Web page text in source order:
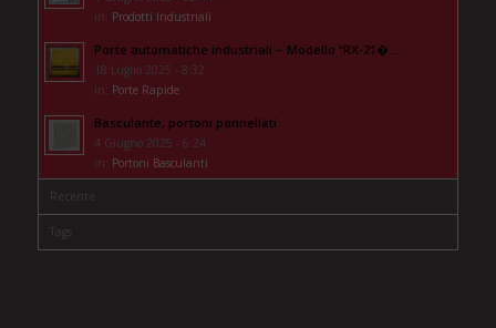
in: Prodotti Industriali
Porte automatiche industriali – Modello “RX-21�...
18 Luglio 2025 - 8:32
in: Porte Rapide
Basculante, portoni pannellati
4 Giugno 2025 - 6:24
in: Portoni Basculanti
Recente
Tags